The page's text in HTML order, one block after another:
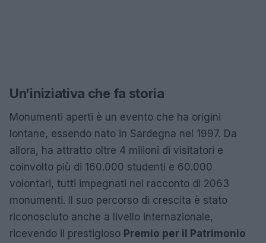
Un’iniziativa che fa storia
Monumenti aperti è un evento che ha origini
lontane, essendo nato in Sardegna nel 1997. Da
allora, ha attratto oltre 4 milioni di visitatori e
coinvolto più di 160.000 studenti e 60.000
volontari, tutti impegnati nel racconto di 2063
monumenti. Il suo percorso di crescita è stato
riconosciuto anche a livello internazionale,
ricevendo il prestigioso Premio per il Patrimonio